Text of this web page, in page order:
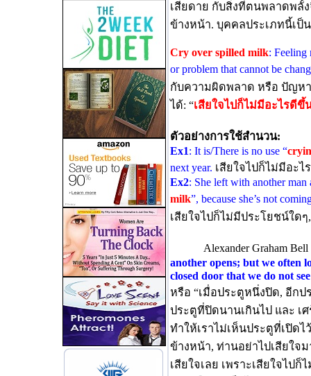
เสียดาย กับสิ่งที่ตนพลาดพลั้
ข้างหน้า. บุคคลประเภทนี้เป็
Cry over spilled milk: Feeling
or problem that cannot be
กับความผิดพลาด หรือ ปัญห
ได้: “เสียใจไปก็ไม่มีอะไรดีขึ้
ตัวอย่างการใช้สำนวน:
Ex1: It is/There is no use “
next year. เสียใจไปก็ไม่มีอะ
Ex2: She left with another man
milk”, because she’s not
เสียใจไปก็ไม่มีประโยชน์ใด
Alexander Graham Bell
another opens; but we often
closed door that we do not
หรือ “เมื่อประตูหนึ่งปิด, อีกป
ประตูที่ปิดนานเกินไป และ เ
ทำให้เราไม่เห็นประตูที่เปิด
ข้างหน้า, ท่านอย่าไปเสียใจ
เสียใจเลย เพราะเสียใจไป